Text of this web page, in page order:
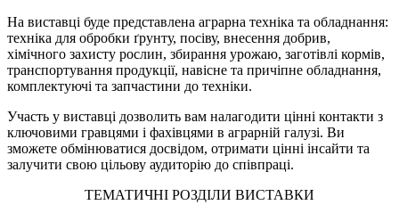
На виставці буде представлена аграрна техніка та обладнання:
техніка для обробки ґрунту, посіву, внесення добрив,
хімічного захисту рослин, збирання урожаю, заготівлі кормів,
транспортування продукції, навісне та причіпне обладнання,
комплектуючі та запчастини до техніки.
Участь у виставці дозволить вам налагодити цінні контакти з
ключовими гравцями і фахівцями в аграрній галузі. Ви
зможете обмінюватися досвідом, отримати цінні інсайти та
залучити свою цільову аудиторію до співпраці.
ТЕМАТИЧНІ РОЗДІЛИ ВИСТАВКИ